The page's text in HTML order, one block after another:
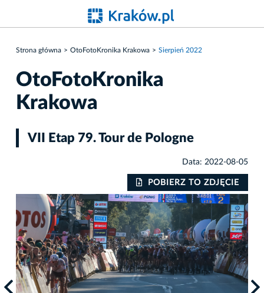
Strona główna OtoFotoKronika Krakowa Sierpień 2022
OtoFotoKronika
Krakowa
VII Etap 79. Tour de Pologne
Data: 2022-08-05
POBIERZ TO ZDJĘCIE